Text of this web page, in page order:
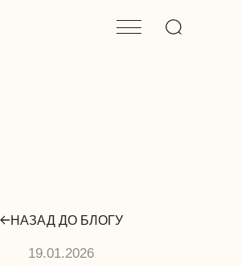
НАЗАД ДО БЛОГУ
19.01.2026